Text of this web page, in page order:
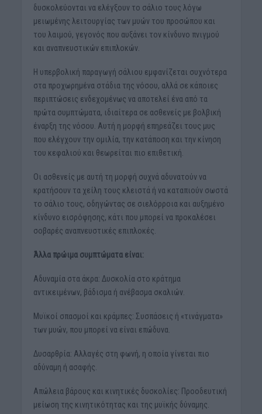
δυσκολεύονται να ελέγξουν το σάλιο τους λόγω
μειωμένης λειτουργίας των μυών του προσώπου και
του λαιμού, γεγονός που αυξάνει τον κίνδυνο πνιγμού
και αναπνευστικών επιπλοκών.
Η υπερβολική παραγωγή σάλιου εμφανίζεται συχνότερα
στα προχωρημένα στάδια της νόσου, αλλά σε κάποιες
περιπτώσεις ενδεχομένως να αποτελεί ένα από τα
πρώτα συμπτώματα, ιδιαίτερα σε ασθενείς με βολβική
έναρξη της νόσου. Αυτή η μορφή επηρεάζει τους μυς
που ελέγχουν την ομιλία, την κατάποση και την κίνηση
του κεφαλιού και θεωρείται πιο επιθετική.
Οι ασθενείς με αυτή τη μορφή συχνά αδυνατούν να
κρατήσουν τα χείλη τους κλειστά ή να καταπιούν σωστά
το σάλιο τους, οδηγώντας σε σιελόρροια και αυξημένο
κίνδυνο εισρόφησης, κάτι που μπορεί να προκαλέσει
σοβαρές αναπνευστικές επιπλοκές.
Άλλα πρώιμα συμπτώματα είναι:
Αδυναμία στα άκρα: Δυσκολία στο κράτημα
αντικειμένων, βάδισμα ή ανέβασμα σκαλιών.
Μυϊκοί σπασμοί και κράμπες: Συσπάσεις ή «τινάγματα»
των μυών, που μπορεί να είναι επώδυνα.
Δυσαρθρία: Αλλαγές στη φωνή, η οποία γίνεται πιο
αδύναμη ή ασαφής.
Απώλεια βάρους και κινητικές δυσκολίες: Προοδευτική
μείωση της κινητικότητας και της μυϊκής δύναμης.